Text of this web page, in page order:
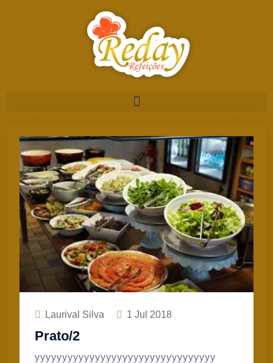
Laurival Silva 1 Jul 2018
Prato/2
yyyyyyyyyyyyyyyyyyyyyyyyyyyyyyyyy